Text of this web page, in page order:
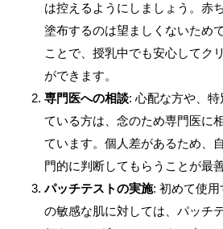
は控えるようにしましょう。赤
塗布するのは望ましくないため
ことで、授乳中でも安心してク
ができます。
専門医への相談: 心配な方や、
ている方は、念のため専門医に
ています。個人差があるため、
門的に判断してもらうことが最善
パッチテストの実施: 初めて使用
の敏感な肌に対しては、パッチ